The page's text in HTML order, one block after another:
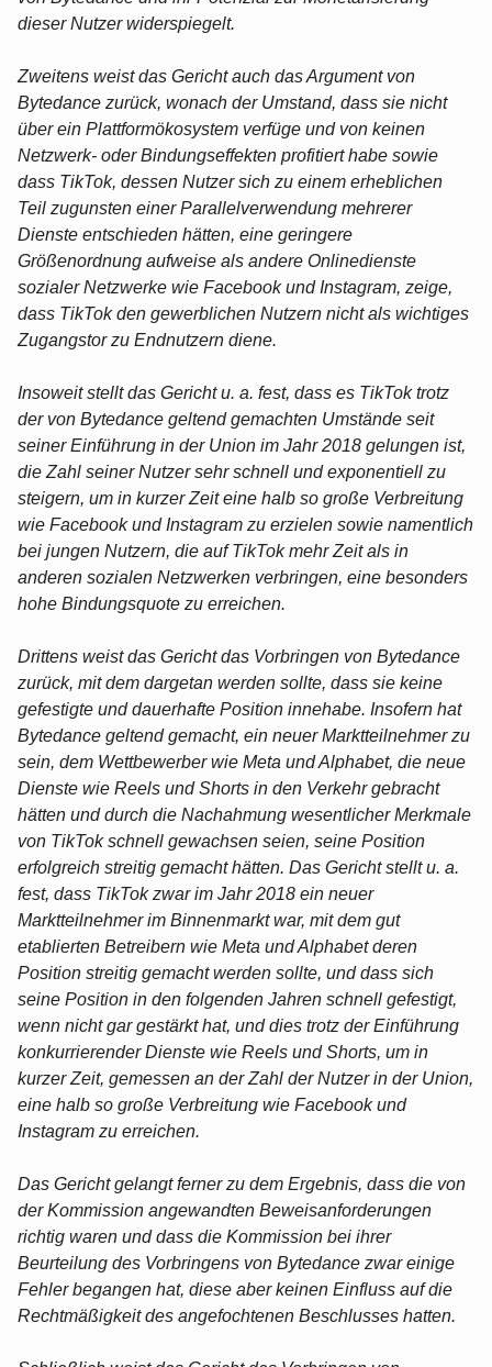
dieser Nutzer widerspiegelt.
Zweitens weist das Gericht auch das Argument von
Bytedance zurück, wonach der Umstand, dass sie nicht
über ein Plattformökosystem verfüge und von keinen
Netzwerk- oder Bindungseffekten profitiert habe sowie
dass TikTok, dessen Nutzer sich zu einem erheblichen
Teil zugunsten einer Parallelverwendung mehrerer
Dienste entschieden hätten, eine geringere
Größenordnung aufweise als andere Onlinedienste
sozialer Netzwerke wie Facebook und Instagram, zeige,
dass TikTok den gewerblichen Nutzern nicht als wichtiges
Zugangstor zu Endnutzern diene.
Insoweit stellt das Gericht u. a. fest, dass es TikTok trotz
der von Bytedance geltend gemachten Umstände seit
seiner Einführung in der Union im Jahr 2018 gelungen ist,
die Zahl seiner Nutzer sehr schnell und exponentiell zu
steigern, um in kurzer Zeit eine halb so große Verbreitung
wie Facebook und Instagram zu erzielen sowie namentlich
bei jungen Nutzern, die auf TikTok mehr Zeit als in
anderen sozialen Netzwerken verbringen, eine besonders
hohe Bindungsquote zu erreichen.
Drittens weist das Gericht das Vorbringen von Bytedance
zurück, mit dem dargetan werden sollte, dass sie keine
gefestigte und dauerhafte Position innehabe. Insofern hat
Bytedance geltend gemacht, ein neuer Marktteilnehmer zu
sein, dem Wettbewerber wie Meta und Alphabet, die neue
Dienste wie Reels und Shorts in den Verkehr gebracht
hätten und durch die Nachahmung wesentlicher Merkmale
von TikTok schnell gewachsen seien, seine Position
erfolgreich streitig gemacht hätten. Das Gericht stellt u. a.
fest, dass TikTok zwar im Jahr 2018 ein neuer
Marktteilnehmer im Binnenmarkt war, mit dem gut
etablierten Betreibern wie Meta und Alphabet deren
Position streitig gemacht werden sollte, und dass sich
seine Position in den folgenden Jahren schnell gefestigt,
wenn nicht gar gestärkt hat, und dies trotz der Einführung
konkurrierender Dienste wie Reels und Shorts, um in
kurzer Zeit, gemessen an der Zahl der Nutzer in der Union,
eine halb so große Verbreitung wie Facebook und
Instagram zu erreichen.
Das Gericht gelangt ferner zu dem Ergebnis, dass die von
der Kommission angewandten Beweisanforderungen
richtig waren und dass die Kommission bei ihrer
Beurteilung des Vorbringens von Bytedance zwar einige
Fehler begangen hat, diese aber keinen Einfluss auf die
Rechtmäßigkeit des angefochtenen Beschlusses hatten.